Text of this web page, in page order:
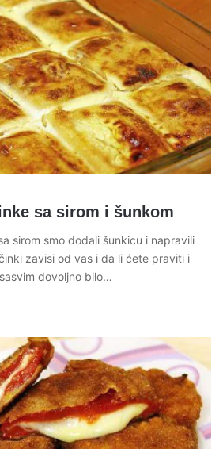
sa sirom i šunkom
sirom smo dodali šunkicu i napravili
zavisi od vas i da li ćete praviti i
dovoljno bilo…